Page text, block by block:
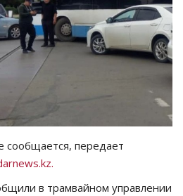
сообщается, передает
в трамвайном управлении